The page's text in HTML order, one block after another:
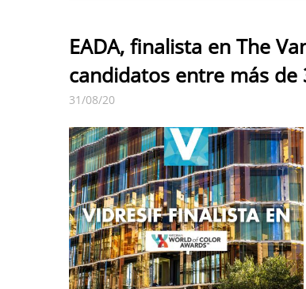
EADA, finalista en The
candidatos entre más
31/08/20